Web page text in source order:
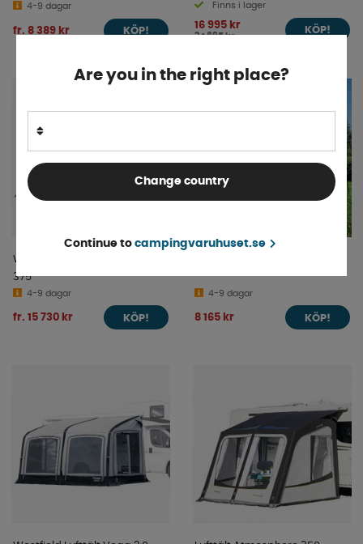
4-9 dagar
fr. 8 389 kr KÖP!
Finns i lager
16 995 kr
24 695 kr
KÖP!
Westfield Lufttält Vega 2.0
375
4-9 dagar
fr. 15 730 kr KÖP!
4-9 dagar
8 165 kr KÖP!
Are you in the right place?
Change country
Continue to campingvaruhuset.se